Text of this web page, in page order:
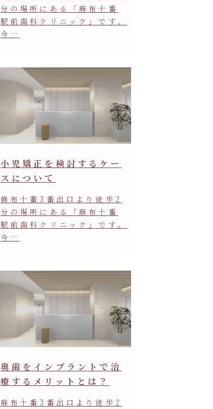
分の場所にある「麻布十番
駅前歯科クリニック」です。
今…
小児矯正を検討するケー
スについて
麻布十番3番出口より徒歩2
分の場所にある「麻布十番
駅前歯科クリニック」です。
今…
奥歯をインプラントで治
療するメリットとは？
麻布十番3番出口より徒歩2